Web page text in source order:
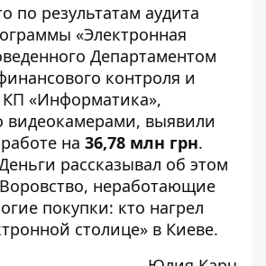
по результатам аудита
«Электронная
Департаментом
контроля и
КП «Информатика»,
выявили
на 36,78 млн грн.
рассказывал об этом
Воровство, неработающие
покупки: кто нагрел
столице» в Киеве.